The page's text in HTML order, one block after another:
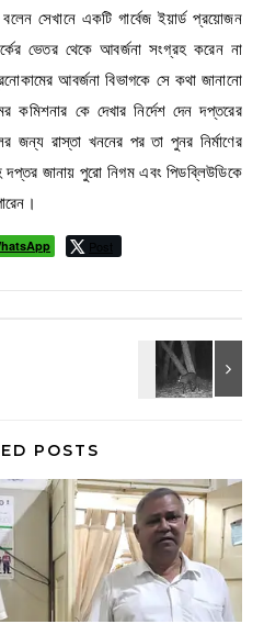
সেখানে একটি গার্বেজ ইয়ার্ড প্রয়োজন
ভেতর থেকে আবর্জনা সংগ্রহ করেন না
আবর্জনা বিভাগকে সে কথা জানানো
কমিশনার কে দেখার নির্দেশ দেন দপ্তরের
জন্য রাস্তা খননের পর তা পুনর নির্মাণের
দপ্তর জানায় পুরো নিগম এবং পিডব্লিউডিকে
Post
POSTS